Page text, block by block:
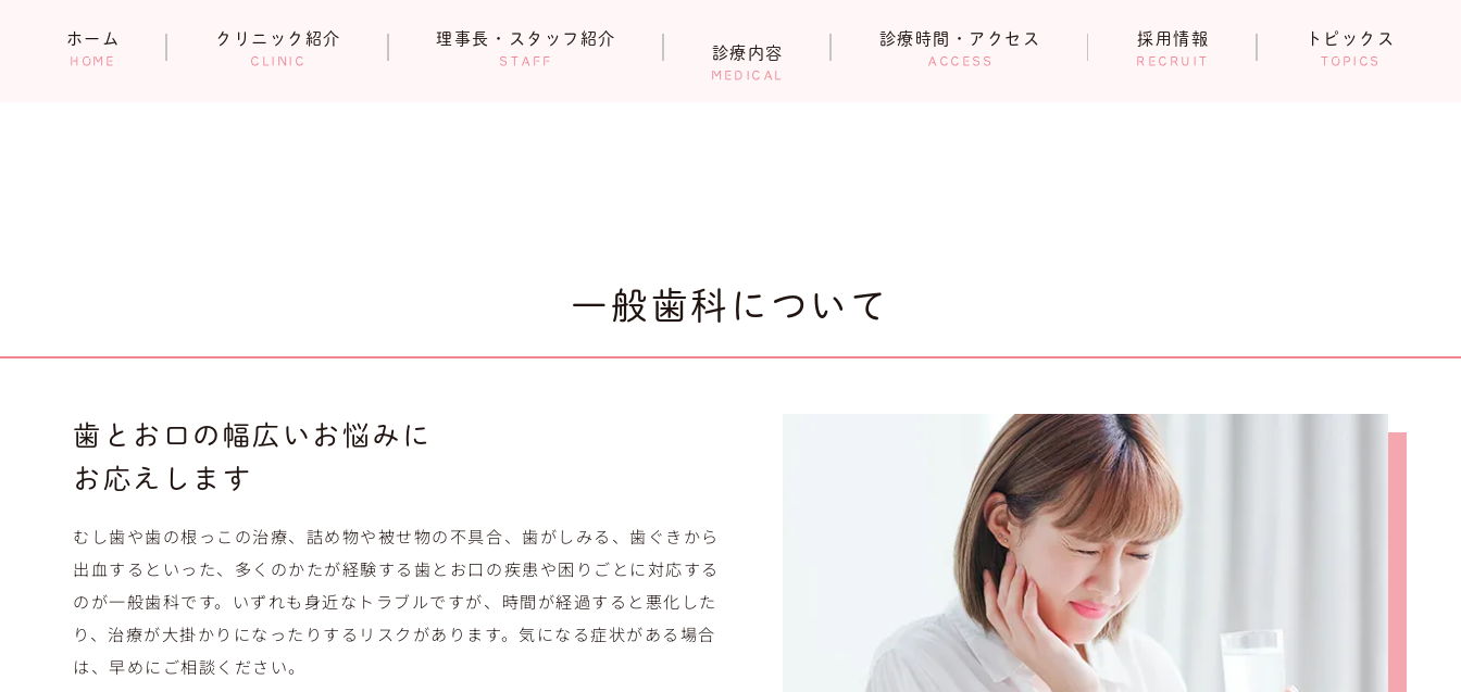
ホーム
HOME
クリニック紹介
CLINIC
理事長・スタッフ紹介
STAFF
診療内容
MEDICAL
診療時間・アクセス
ACCESS
採用情報
RECRUIT
トピックス
TOPICS
一般歯科について
歯とお口の幅広いお悩みに
お応えします
むし歯や歯の根っこの治療、詰め物や被せ物の不具合、歯がしみる、歯ぐきから
出血するといった、多くのかたが経験する歯とお口の疾患や困りごとに対応する
のが一般歯科です。いずれも身近なトラブルですが、時間が経過すると悪化した
り、治療が大掛かりになったりするリスクがあります。気になる症状がある場合
は、早めにご相談ください。